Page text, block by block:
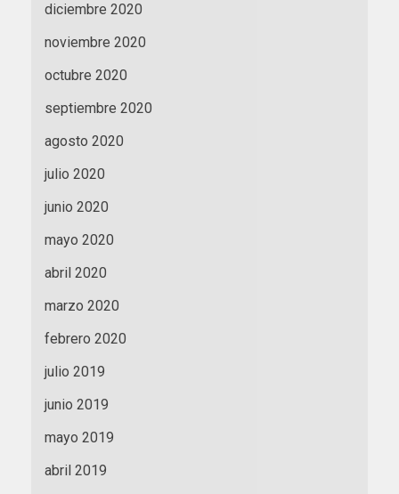
diciembre 2020
noviembre 2020
octubre 2020
septiembre 2020
agosto 2020
julio 2020
junio 2020
mayo 2020
abril 2020
marzo 2020
febrero 2020
julio 2019
junio 2019
mayo 2019
abril 2019